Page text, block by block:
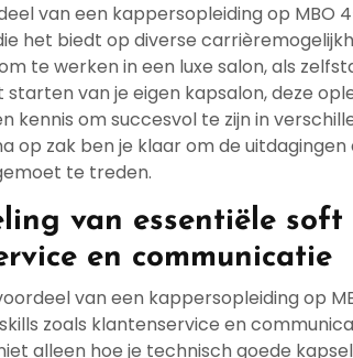
van een kappersopleiding op MBO
het biedt op diverse
te werken in een luxe salon, als
van je eigen kapsalon, deze
kennis om succesvol te zijn in
op zak ben je klaar om de
te treden.
van essentiële soft
en communicatie
van een kappersopleiding op
zoals klantenservice en
alleen hoe je technisch goede